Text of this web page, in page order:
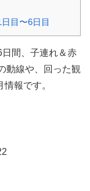
目〜6日目
間、子連れ＆赤
動線や、回った観
報です。